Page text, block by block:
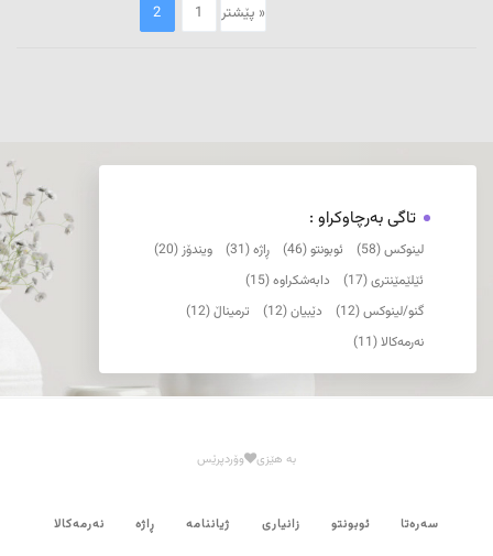
« پێشتر 1
2
تاگی بەرچاوکراو :
لینوکس (58) ئوبونتو (46) ڕاژە (31)
ویندۆز (20)
ئێلێمێنتری (17)
دابەشکراوە (15)
گنو/لینوکس (12)
دێبیان (12)
ترمیناڵ (12)
نەرمەکالا (11)
بە هێزی وۆردپرێس
سەرەتا ئوبونتو زانیاری ژیاننامە ڕاژە نەرمەکالا